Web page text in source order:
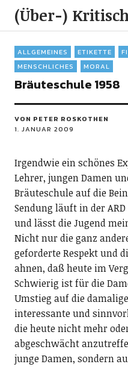
(Über-)
ALLGEMEINES ETIKETTE
MENSCHLICHES
MORAL
Bräuteschule 1958
VON PETER ROSKOTHEN
1. JANUAR 2009
Irgendwie ein schönes
Lehrer, jungen Damen
Bräuteschule auf die
Sendung läuft in der
und lässt die Jugend
Nicht nur die ganz
geforderte Respekt und
ahnen, daß heute im
Schwierig ist für die
Umstieg auf die
interessante und
die heute nicht mehr
abgeschwächt
junge Damen, sondern